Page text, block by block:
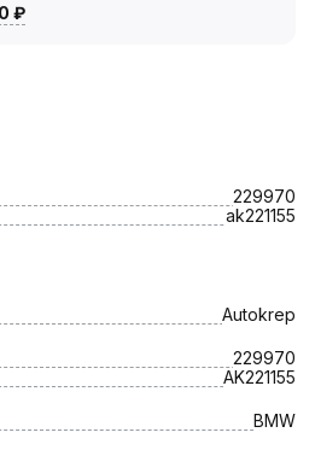
₽
229970
ak221155
Autokrep
229970
AK221155
BMW